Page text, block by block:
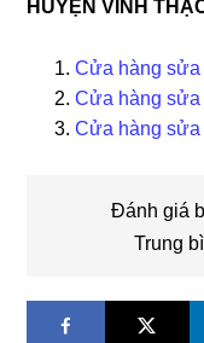
HUYỆN VĨNH
Cửa hàng sửa
Cửa hàng sửa
Cửa hàng sửa
Đánh giá
Trung